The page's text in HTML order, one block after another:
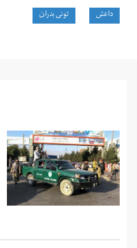
داعش
تونی بدران